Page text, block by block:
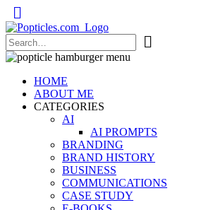
Popticles.com
HOME
ABOUT ME
CATEGORIES
AI
AI PROMPTS
BRANDING
BRAND HISTORY
BUSINESS
COMMUNICATIONS
CASE STUDY